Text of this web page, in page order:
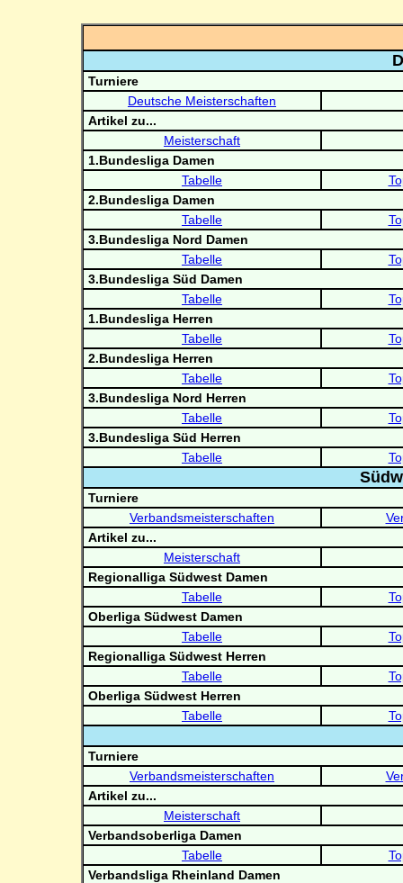
Turniere
Deutsche Meisterschaften
Artikel zu...
Meisterschaft
1.Bundesliga Damen
Tabelle
2.Bundesliga Damen
Tabelle
3.Bundesliga Nord Damen
Tabelle
3.Bundesliga Süd Damen
Tabelle
1.Bundesliga Herren
Tabelle
2.Bundesliga Herren
Tabelle
3.Bundesliga Nord Herren
Tabelle
3.Bundesliga Süd Herren
Tabelle
Turniere
Verbandsmeisterschaften
Artikel zu...
Meisterschaft
Regionalliga Südwest Damen
Tabelle
Oberliga Südwest Damen
Tabelle
Regionalliga Südwest Herren
Tabelle
Oberliga Südwest Herren
Tabelle
Turniere
Verbandsmeisterschaften
Artikel zu...
Meisterschaft
Verbandsoberliga Damen
Tabelle
Verbandsliga Rheinland Damen